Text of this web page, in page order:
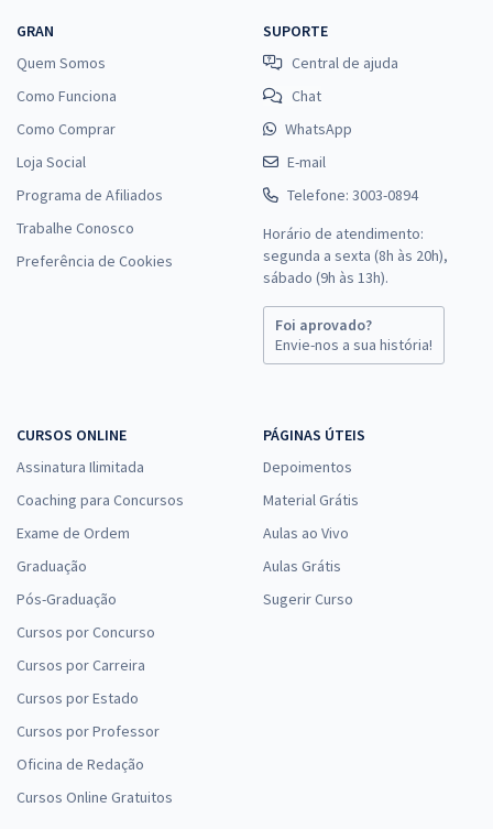
GRAN
Quem Somos
Como Funciona
Como Comprar
Loja Social
Programa de Afiliados
Trabalhe Conosco
Preferência de Cookies
SUPORTE
Central de ajuda
Chat
WhatsApp
E-mail
Telefone: 3003-0894
Horário de atendimento:
segunda a sexta (8h às 20h),
sábado (9h às 13h).
Foi aprovado?
Envie-nos a sua história!
CURSOS ONLINE
Assinatura Ilimitada
Coaching para Concursos
Exame de Ordem
Graduação
Pós-Graduação
Cursos por Concurso
Cursos por Carreira
Cursos por Estado
Cursos por Professor
Oficina de Redação
Cursos Online Gratuitos
PÁGINAS ÚTEIS
Depoimentos
Material Grátis
Aulas ao Vivo
Aulas Grátis
Sugerir Curso